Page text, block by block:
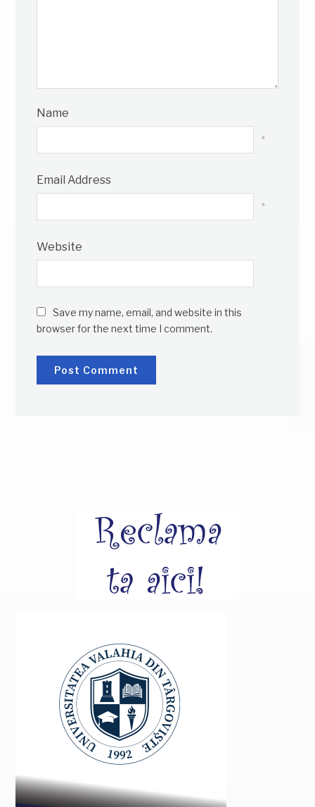
Name
*
Email Address
*
Website
Save my name, email, and website in this
browser for the next time I comment.